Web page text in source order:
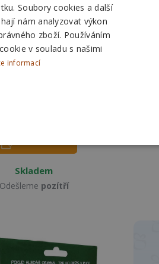
sada Pivrnec
Skladem
Odešleme pozítří
Soubory cookies a další
nám analyzovat výkon
zboží. Používáním
v souladu s našimi
informací